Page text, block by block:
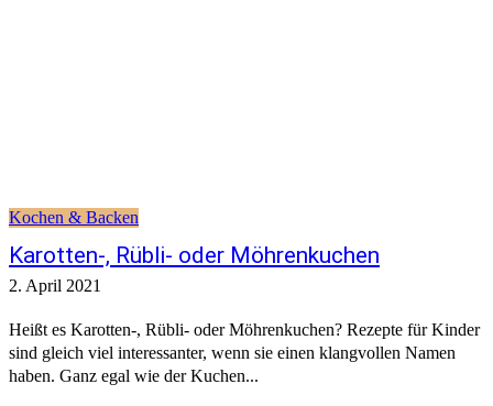
Kochen & Backen
Karotten-, Rübli- oder Möhrenkuchen
2. April 2021
Heißt es Karotten-, Rübli- oder Möhrenkuchen? Rezepte für Kinder
sind gleich viel interessanter, wenn sie einen klangvollen Namen
haben. Ganz egal wie der Kuchen...